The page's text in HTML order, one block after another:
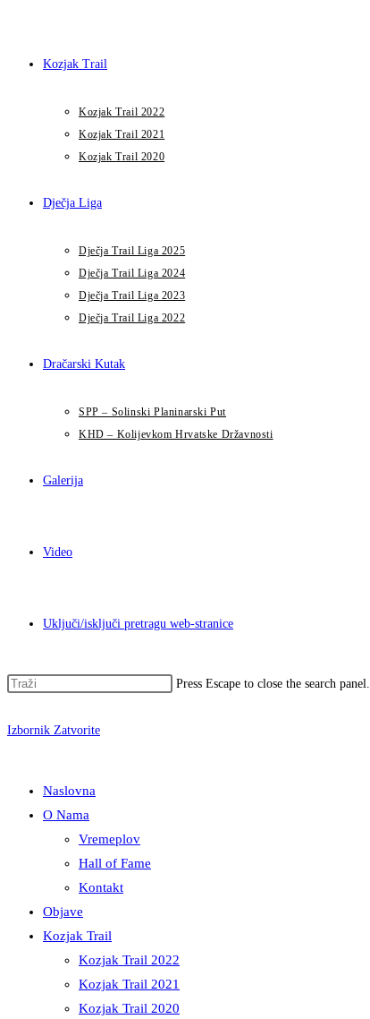
Kozjak Trail
Kozjak Trail 2022
Kozjak Trail 2021
Kozjak Trail 2020
Dječja Liga
Dječja Trail Liga 2025
Dječja Trail Liga 2024
Dječja Trail Liga 2023
Dječja Trail Liga 2022
Dračarski Kutak
SPP – Solinski Planinarski Put
KHD – Kolijevkom Hrvatske Državnosti
Galerija
Video
Uključi/isključi pretragu web-stranice
Press Escape to close the search panel.
Izbornik Zatvorite
Naslovna
O Nama
Vremeplov
Hall of Fame
Kontakt
Objave
Kozjak Trail
Kozjak Trail 2022
Kozjak Trail 2021
Kozjak Trail 2020